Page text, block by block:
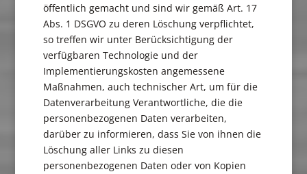
öffentlich gemacht und sind wir gemäß Art. 17
Abs. 1 DSGVO zu deren Löschung verpflichtet,
so treffen wir unter Berücksichtigung der
verfügbaren Technologie und der
Implementierungskosten angemessene
Maßnahmen, auch technischer Art, um für die
Datenverarbeitung Verantwortliche, die die
personenbezogenen Daten verarbeiten,
darüber zu informieren, dass Sie von ihnen die
Löschung aller Links zu diesen
personenbezogenen Daten oder von Kopien